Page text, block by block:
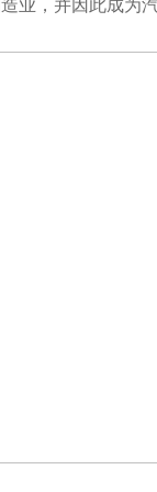
业，并因此成为